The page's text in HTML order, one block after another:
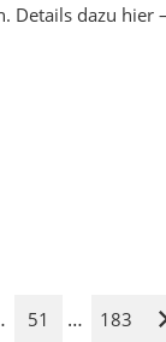
Details dazu hier
51 … 183